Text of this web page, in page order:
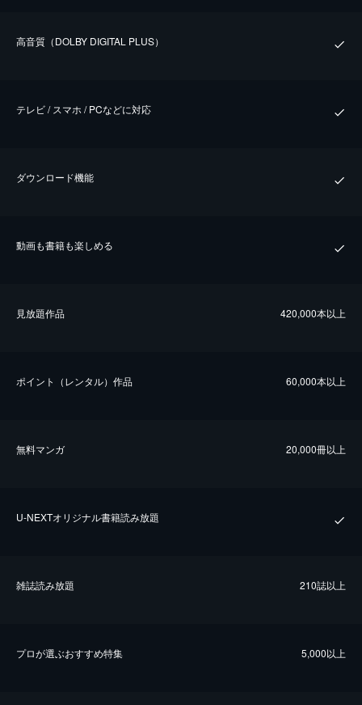
⾼⾳質（DOLBY DIGITAL PLUS）
テレビ / スマホ / PCなどに対応
ダウンロード機能
動画も書籍も楽しめる
⾒放題作品 420,000本以上
ポイント（レンタル）作品 60,000本以上
無料マンガ 20,000冊以上
U-NEXTオリジナル書籍読み放題
雑誌読み放題 210誌以上
プロが選ぶおすすめ特集 5,000以上